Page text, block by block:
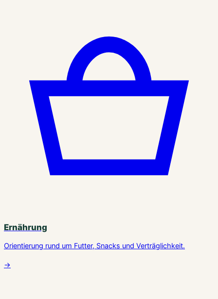
Ernährung
Orientierung rund um Futter, Snacks und Verträglichkeit.
→